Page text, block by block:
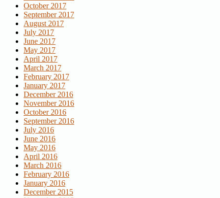
October 2017
September 2017
August 2017
July 2017
June 2017
May 2017
April 2017
March 2017
February 2017
January 2017
December 2016
November 2016
October 2016
September 2016
July 2016
June 2016
May 2016
April 2016
March 2016
February 2016
January 2016
December 2015